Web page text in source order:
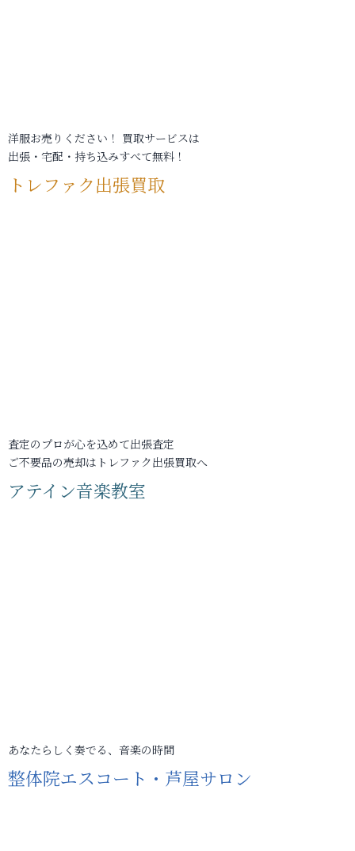
洋服お売りください！ 買取サービスは
出張・宅配・持ち込みすべて無料！
トレファク出張買取
査定のプロが心を込めて出張査定
ご不要品の売却はトレファク出張買取へ
アテイン音楽教室
あなたらしく奏でる、音楽の時間
整体院エスコート・芦屋サロン